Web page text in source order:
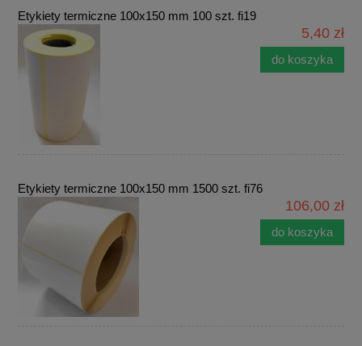
Etykiety termiczne 100x150 mm 100 szt. fi19
5,40 zł
do koszyka
Etykiety termiczne 100x150 mm 1500 szt. fi76
106,00 zł
do koszyka